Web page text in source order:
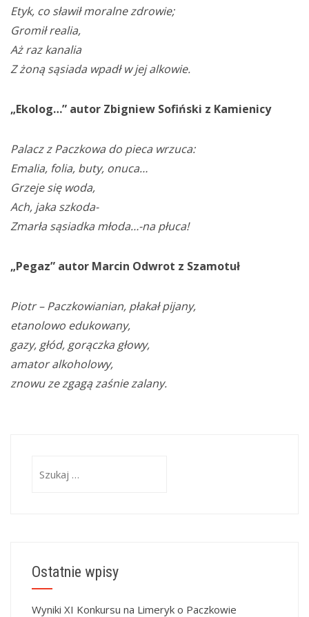
Etyk, co sławił moralne zdrowie;
Gromił realia,
Aż raz kanalia
Z żoną sąsiada wpadł w jej alkowie.
„Ekolog…” autor Zbigniew Sofiński z Kamienicy
Palacz z Paczkowa do pieca wrzuca:
Emalia, folia, buty, onuca…
Grzeje się woda,
Ach, jaka szkoda-
Zmarła sąsiadka młoda…-na płuca!
„Pegaz” autor Marcin Odwrot z Szamotuł
Piotr – Paczkowianian, płakał pijany,
etanolowo edukowany,
gazy, głód, gorączka głowy,
amator alkoholowy,
znowu ze zgagą zaśnie zalany.
Ostatnie wpisy
Wyniki XI Konkursu na Limeryk o Paczkowie